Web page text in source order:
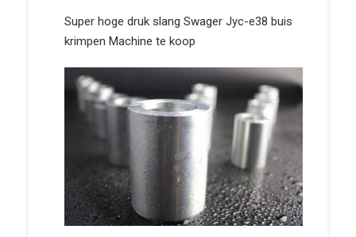
Super hoge druk slang Swager Jyc-e38 buis
krimpen Machine te koop